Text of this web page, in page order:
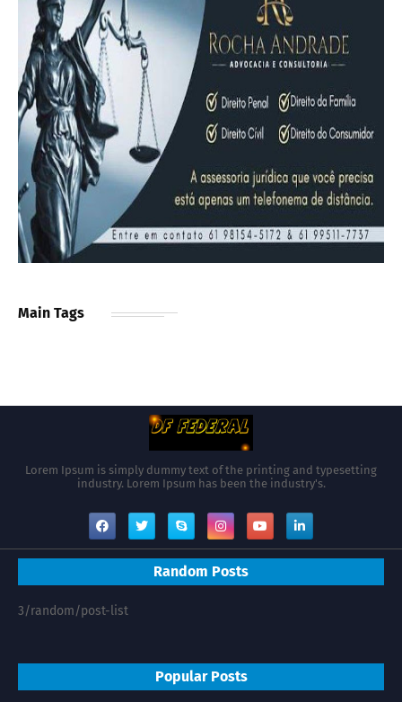
Main Tags
Lorem Ipsum is simply dummy text of the printing and typesetting
industry. Lorem Ipsum has been the industry's.
Random Posts
3/random/post-list
Popular Posts